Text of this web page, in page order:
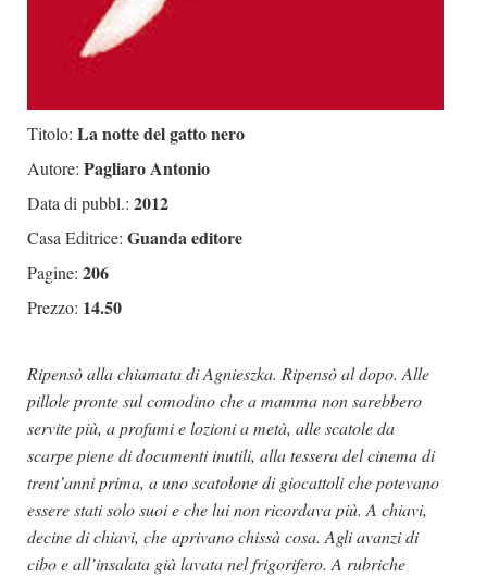
Titolo: La notte del gatto nero
Autore: Pagliaro Antonio
Data di pubbl.: 2012
Casa Editrice: Guanda editore
Pagine: 206
Prezzo: 14.50
Ripensò alla chiamata di Agnieszka. Ripensò al dopo. Alle
pillole pronte sul comodino che a mamma non sarebbero
servite più, a profumi e lozioni a metà, alle scatole da
scarpe piene di documenti inutili, alla tessera del cinema di
trent’anni prima, a uno scatolone di giocattoli che potevano
essere stati solo suoi e che lui non ricordava più. A chiavi,
decine di chiavi, che aprivano chissà cosa. Agli avanzi di
cibo e all’insalata già lavata nel frigorifero. A rubriche